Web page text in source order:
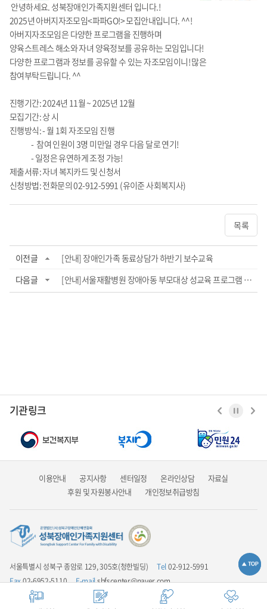
안녕하세요. 성북장애인가족지원센터 입니다.!
2025년 아버지자조모임<파파GO!> 모집안내입니다. ^^!
아버지자조모임은 다양한 프로그램을 진행하며
양육스트레스 해소와 자녀 양육정보를 공유하는 모임입니다!
다양한 프로그램과 정보를 공유할 수 있는 자조모임이니! 많은
참여부탁드립니다. ^^
진행기간: 2024년 11월 ~ 2025년 12월
모집기간: 상 시
진행방식: - 월 1회 자조모임 진행
- 참여 인원이 3명 미만일 경우 다음 달로 연기!
- 일정은 유연하게 조정 가능!
제출서류: 자녀 복지카드 및 신청서
신청방법: 전화문의 02-912-5991 (유이준 사회복지사)
목록
이전글
[안내] 장애인가족 동료상담가 하반기 보수교육
다음글
[안내]서울재활병원 장애아동 부모대상 성교육 프로그램 홍보
기관링크
이용안내 공지사항 센터일정 온라인상담
자료실
후원 및 자원봉사안내
개인정보취급방침
서울특별시 성북구 종암로 129, 305호(청한빌딩) Tel02-912-5991
Fax02-6952-5110 E-mailsbfscenter@naver.com
업무시간안내
평일 9:00 ~ 18:00 / 점심시간 12:00 ~ 13:00 / 주말 및 공휴일은